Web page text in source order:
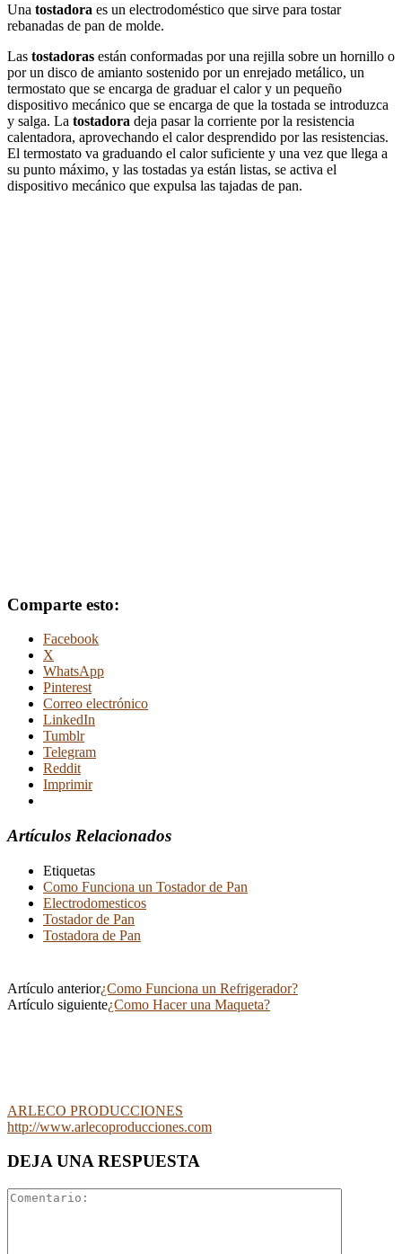
Una tostadora es un electrodoméstico que sirve para tostar
rebanadas de pan de molde.
Las tostadoras están conformadas por una rejilla sobre un hornillo o
por un disco de amianto sostenido por un enrejado metálico, un
termostato que se encarga de graduar el calor y un pequeño
dispositivo mecánico que se encarga de que la tostada se introduzca
y salga. La tostadora deja pasar la corriente por la resistencia
calentadora, aprovechando el calor desprendido por las resistencias.
El termostato va graduando el calor suficiente y una vez que llega a
su punto máximo, y las tostadas ya están listas, se activa el
dispositivo mecánico que expulsa las tajadas de pan.
Comparte esto:
Facebook
X
WhatsApp
Pinterest
Correo electrónico
LinkedIn
Tumblr
Telegram
Reddit
Imprimir
Artículos Relacionados
Etiquetas
Como Funciona un Tostador de Pan
Electrodomesticos
Tostador de Pan
Tostadora de Pan
Artículo anterior¿Como Funciona un Refrigerador?
Artículo siguiente¿Como Hacer una Maqueta?
ARLECO PRODUCCIONES
http://www.arlecoproducciones.com
DEJA UNA RESPUESTA